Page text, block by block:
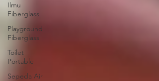
Ilmu
Fiberglass
Playground
Fiberglass
Toilet
Portable
Sepeda Air